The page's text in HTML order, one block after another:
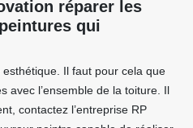
réparer les
qui
Il faut pour cela que
avec l’ensemble de la toiture. Il
contactez l’entreprise RP